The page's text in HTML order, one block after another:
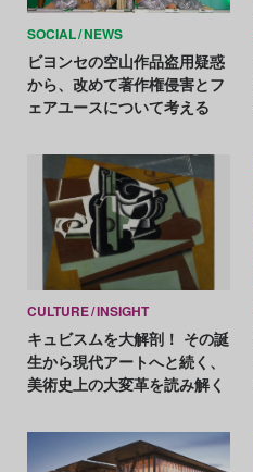
SOCIAL NEWS
ビヨンセの空山作品盗用疑惑
から、改めて著作権侵害とフ
ェアユースについて考える
CULTURE INSIGHT
キュビスムを大解剖！ その誕
生から現代アートへと続く、
美術史上の大変革を読み解く